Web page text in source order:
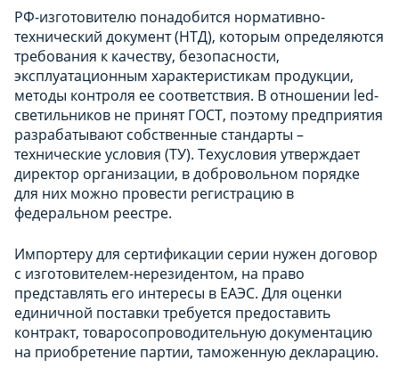
РФ-изготовителю понадобится нормативно-
технический документ (НТД), которым определяются
требования к качеству, безопасности,
эксплуатационным характеристикам продукции,
методы контроля ее соответствия. В отношении led-
светильников не принят ГОСТ, поэтому предприятия
разрабатывают собственные стандарты –
технические условия (ТУ). Техусловия утверждает
директор организации, в добровольном порядке
для них можно провести регистрацию в
федеральном реестре.
Импортеру для сертификации серии нужен договор
с изготовителем-нерезидентом, на право
представлять его интересы в ЕАЭС. Для оценки
единичной поставки требуется предоставить
контракт, товаросопроводительную документацию
на приобретение партии, таможенную декларацию.